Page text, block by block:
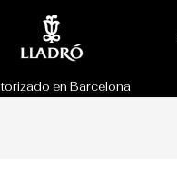
en Barcelona